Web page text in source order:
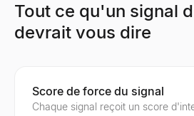
Tout ce qu'un signal
devrait vous dire
Score de force du signal
Chaque signal reçoit un score